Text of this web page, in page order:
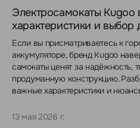
Электросамокаты Kugoo
характеристики и выбор
Если вы присматриваетесь к
аккумуляторе, бренд Kugoo
самокаты ценят за надёжность,
продуманную конструкцию.
важные характеристики и
13 мая 2026 г.